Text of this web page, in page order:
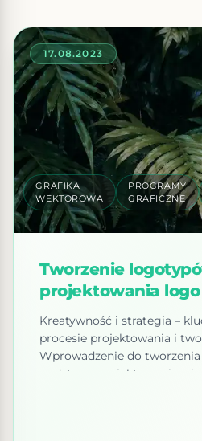
17.08.2023
GRAFIKA
WEKTOROWA
PROGRAMY
GRAFICZNE
Tworzenie
projektowania logo
Kreatywność i strategia –
procesie projektowania i
Wprowadzenie do
podstawy projektowania
projektowania wizualnego
procesu tworzenia